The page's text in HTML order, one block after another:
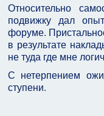
Относительно
подвижку дал
форуме.
в результате
не туда где мне
С нетерпением
ступени.